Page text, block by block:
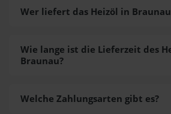
Wer liefert das Heizöl in Braunau
Wie lange ist die Lieferzeit des
Braunau?
Welche Zahlungsarten gibt es?